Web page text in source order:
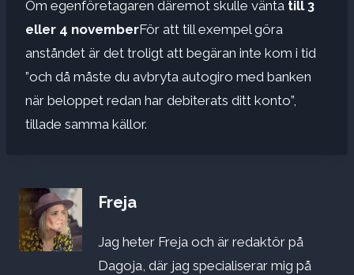
Om egenföretagaren däremot skulle vänta till 3
eller 4 novemberFör att till exempel göra
anståndet är det troligt att begäran inte kom i tid
”och då måste du avbryta autogiro med banken
när beloppet redan har debiterats ditt konto”,
tillade samma källor.
Freja
Jag heter Freja och är redaktör på
Dagoja, där jag specialiserar mig på